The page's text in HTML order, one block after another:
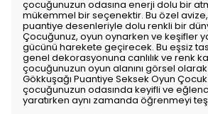
çocuğunuzun odasına enerji dolu bir
mükemmel bir seçenektir. Bu özel
puantiye desenleriyle dolu renkli bir
Çocuğunuz, oyun oynarken ve keşifler
gücünü harekete geçirecek. Bu eşsiz
genel dekorasyonuna canlılık ve renk
çocuğunuzun oyun alanını görsel
Gökkuşağı Puantiye Seksek Oyun
çocuğunuzun odasında keyifli ve
yaratırken aynı zamanda öğrenmeyi